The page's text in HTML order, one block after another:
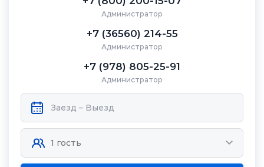
Администратор
+7 (36560) 214-55
Администратор
+7 (978) 805-25-91
Администратор